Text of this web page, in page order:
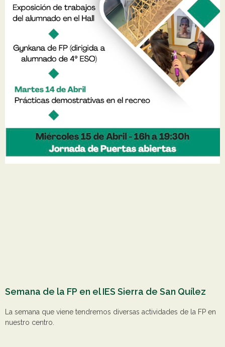
Semana de la FP en el IES Sierra de San Quílez
La semana que viene tendremos diversas actividades de la FP en
nuestro centro.